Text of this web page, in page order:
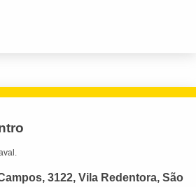
3122, Vila Redentora, São